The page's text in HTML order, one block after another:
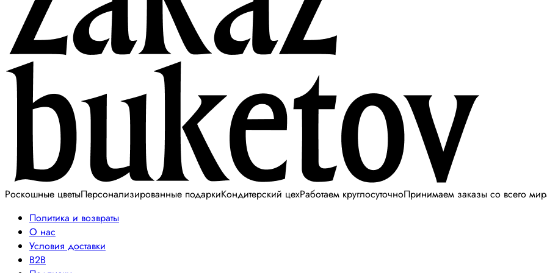
Роскошные цветыПерсонализированные подаркиКондитерский цехРаботаем круглосуточноПринимаем заказы со всего
Политика и возвраты
О нас
Условия доставки
B2B